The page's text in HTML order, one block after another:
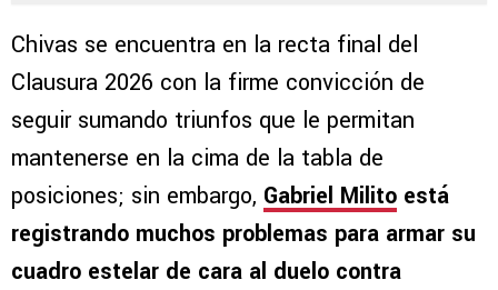
Chivas se encuentra en la recta final del
Clausura 2026 con la firme convicción de
seguir sumando triunfos que le permitan
mantenerse en la cima de la tabla de
posiciones; sin embargo, Gabriel Milito está
registrando muchos problemas para armar su
cuadro estelar de cara al duelo contra